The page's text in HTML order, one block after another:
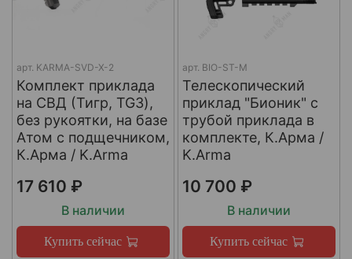
арт. KARMA-SVD-X-2
Комплект приклада
на СВД (Тигр, TG3),
без рукоятки, на базе
Атом с подщечником,
К.Арма / K.Arma
17 610 ₽
В наличии
Купить сейчас
арт. BIO-ST-M
Телескопический
приклад "Бионик" с
трубой приклада в
комплекте, К.Арма /
K.Arma
10 700 ₽
В наличии
Купить сейчас